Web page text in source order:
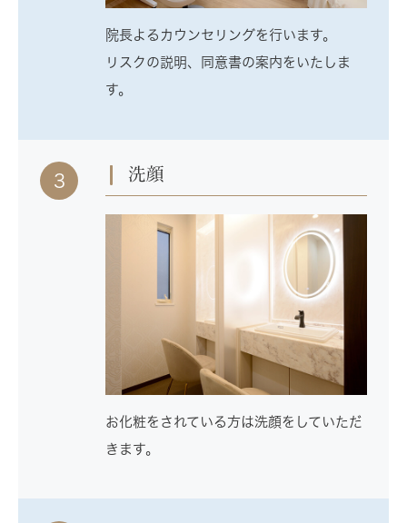
院長よるカウンセリングを行います。
リスクの説明、同意書の案内をいたしま
す。
3 洗顔
お化粧をされている方は洗顔をしていただ
きます。